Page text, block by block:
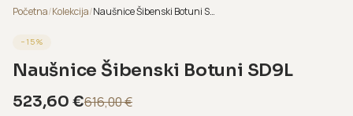
Početna/Kolekcija/ Naušnice Šibenski Botuni SD9L
− 15%
Naušnice Šibenski Botuni SD9L
523,60 €616,00€